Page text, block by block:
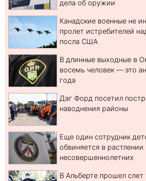
дела об оружии
Канадские военные не
пролет истребителей
посла США
В длинные выходные в
восемь человек — это
года
Даг Форд посетил
наводнения районы
Еще один сотрудник
обвиняется в растлении
несовершеннолетних
В Альберте прошел слет